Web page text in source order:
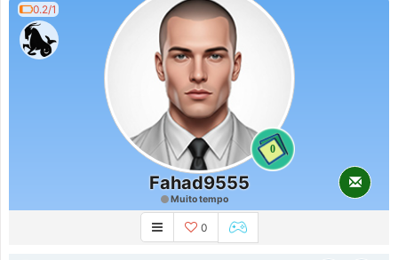
0.2/1
0
Fahad9555
Muito tempo
0